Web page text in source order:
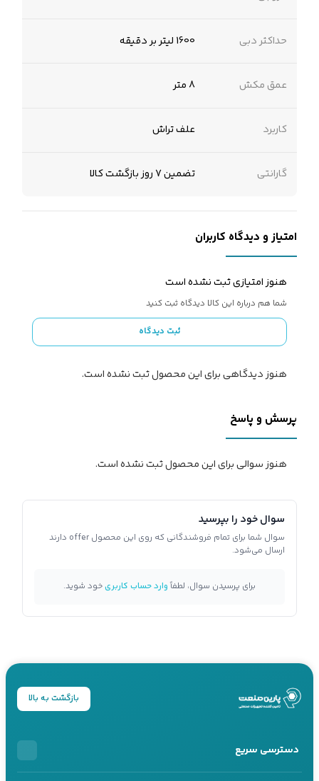
حداکثر دبی 1600 لیتر بر دقیقه
عمق مکش 8 متر
کاربرد علف تراش
گارانتی تضمین 7 روز بازگشت کالا
امتیاز و دیدگاه کاربران
هنوز امتیازی ثبت نشده است
شما هم درباره این کالا دیدگاه ثبت کنید
ثبت دیدگاه
هنوز دیدگاهی برای این محصول ثبت نشده است.
پرسش و پاسخ
هنوز سوالی برای این محصول ثبت نشده است.
سوال خود را بپرسید
سوال شما برای تمام فروشندگانی که روی این محصول offer دارند
ارسال می‌شود.
برای پرسیدن سوال، لطفاًوارد حساب کاربریخود شوید.
بازگشت به بالا
دسترسی سریع